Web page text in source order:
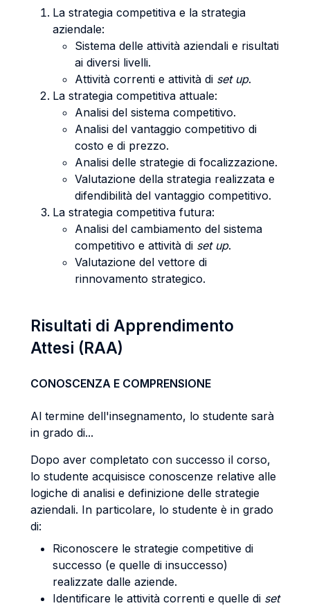
La strategia competitiva e la strategia
aziendale:
Sistema delle attività aziendali e risultati
ai diversi livelli.
Attività correnti e attività di set up.
La strategia competitiva attuale:
Analisi del sistema competitivo.
Analisi del vantaggio competitivo di
costo e di prezzo.
Analisi delle strategie di focalizzazione.
Valutazione della strategia realizzata e
difendibilità del vantaggio competitivo.
La strategia competitiva futura:
Analisi del cambiamento del sistema
competitivo e attività di set up.
Valutazione del vettore di
rinnovamento strategico.
Risultati di Apprendimento
Attesi (RAA)
CONOSCENZA E COMPRENSIONE
Al termine dell'insegnamento, lo studente sarà
in grado di...
Dopo aver completato con successo il corso,
lo studente acquisisce conoscenze relative alle
logiche di analisi e definizione delle strategie
aziendali. In particolare, lo studente è in grado
di:
Riconoscere le strategie competitive di
successo (e quelle di insuccesso)
realizzate dalle aziende.
Identificare le attività correnti e quelle di set